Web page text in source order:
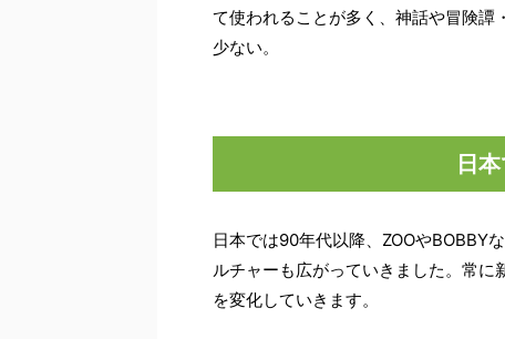
て使われることが多く、神話や冒険譚
少ない。
日
日本では90年代以降、ZOOやBOBBY
ルチャーも広がっていきました。常
を変化していきます。